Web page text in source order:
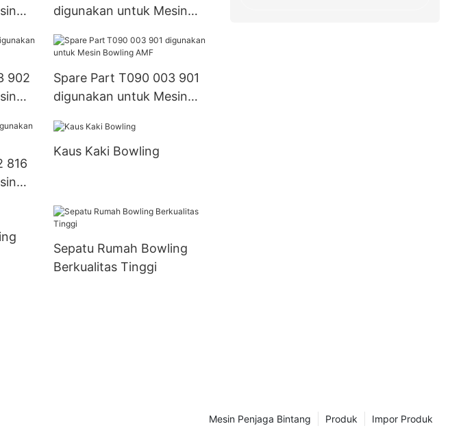
digunakan untuk Mesin
902
Spare Part T090 003 901
digunakan untuk Mesin
816
Kaus Kaki Bowling
Sepatu Rumah Bowling
Berkualitas Tinggi
Impor Produk
Produk
Mesin Penjaga Bintang